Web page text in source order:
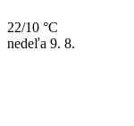
22/10 °C
nedeľa 9. 8.